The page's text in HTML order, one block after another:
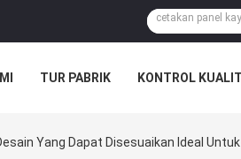
TUR PABRIK KONTROL
Yang Dapat Disesuaikan Ideal